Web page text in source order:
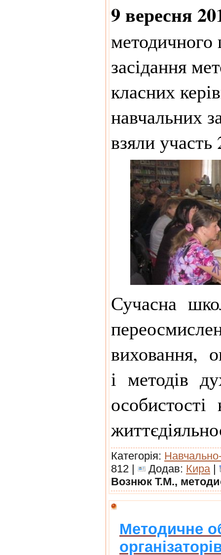
9 вересня
методичного
засідання
класних
навчальних
взяли участь
Сучасна
виховання,
і методів
Категорія:
812 |
Додав: Кира|
Вознюк Т.М.,
Методичне